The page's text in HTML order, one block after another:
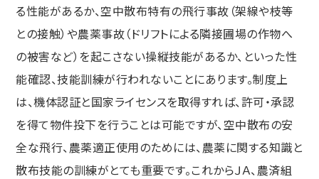
る性能があるか、空中散布特有の飛行事故（架線や枝等
との接触）や農薬事故（ドリフトによる隣接圃場の作物へ
の被害など）を起こさない操縦技能があるか、といった性
能確認、技能訓練が行われないことにあります。制度上
は、機体認証と国家ライセンスを取得すれば、許可・承認
を得て物件投下を行うことは可能ですが、空中散布の安
全な飛行、農薬適正使用のためには、農薬に関する知識と
散布技能の訓練がとても重要です。これからＪＡ、農済組